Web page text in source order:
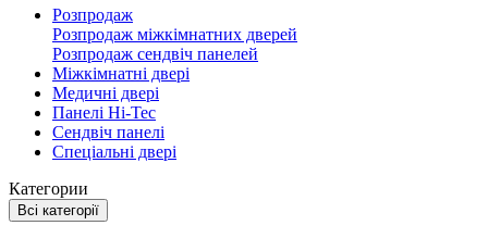
Розпродаж
Розпродаж міжкімнатних дверей
Розпродаж сендвіч панелей
Міжкімнатні двері
Медичні двері
Панелі Hi-Tec
Сендвіч панелі
Спеціальні двері
Категории
Всі категорії